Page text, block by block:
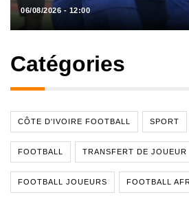
06/08/2026 - 12:00
Catégories
CÔTE D'IVOIRE FOOTBALL SPORT
FOOTBALL TRANSFERT DE JOUEUR
FOOTBALL JOUEURS FOOTBALL